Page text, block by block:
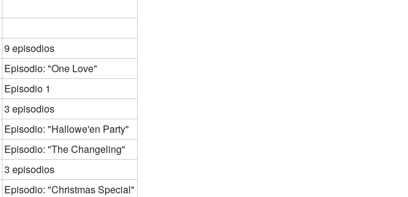
9 episodios
Episodio: "One Love"
Episodio 1
3 episodios
Episodio: "Hallowe'en Party"
Episodio: "The Changeling"
3 episodios
Episodio: "Christmas Special"